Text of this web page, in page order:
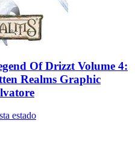
Of Drizzt Volume 4:
Realms Graphic
estado